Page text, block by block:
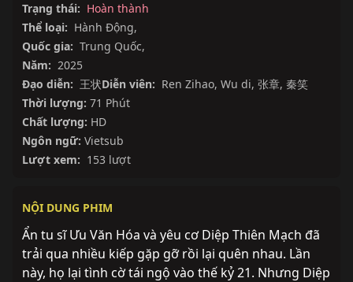
Trạng thái: Hoàn thành
Thể loại: Hành Động,
Quốc gia: Trung Quốc,
Năm: 2025
Đạo diễn: 王状Diễn viên: Ren Zihao, Wu di, 张章, 秦笑
Thời lượng: 71 Phút
Chất lượng: HD
Ngôn ngữ: Vietsub
Lượt xem: 153 lượt
NỘI DUNG PHIM
Ẩn tu sĩ Ưu Văn Hóa và yêu cơ Diệp Thiên Mạch đã
trải qua nhiều kiếp gặp gỡ rồi lại quên nhau. Lần
này, họ lại tình cờ tái ngộ vào thế kỷ 21. Nhưng Diệp